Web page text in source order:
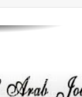
مستشار